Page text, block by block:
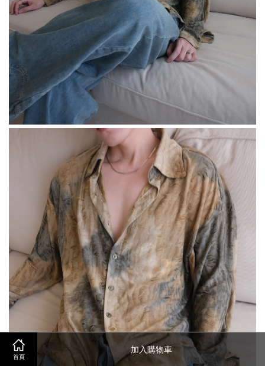
首頁
加入購物車